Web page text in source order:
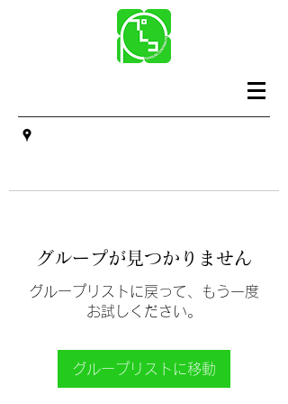
グループが見つかりません
グループリストに戻って、もう一度
お試しください。
グループリストに移動